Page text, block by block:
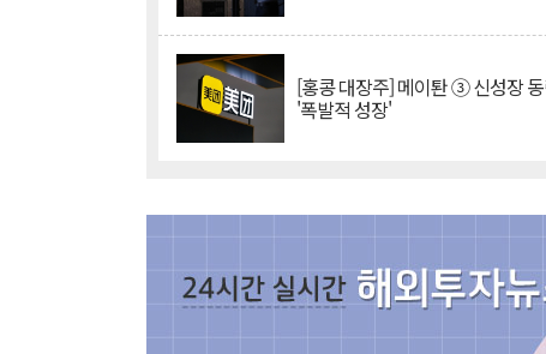
[홍콩 대장주] 메이퇀 ③ 신성장
'폭발적 성장'